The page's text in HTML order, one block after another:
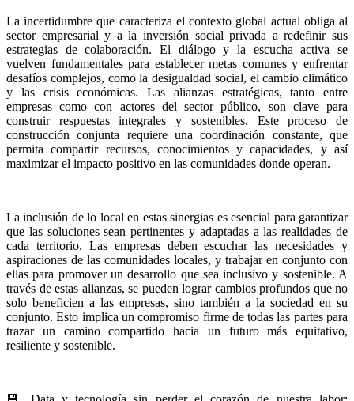
La incertidumbre que caracteriza el contexto global actual obliga al
sector empresarial y a la inversión social privada a redefinir sus
estrategias de colaboración. El diálogo y la escucha activa se
vuelven fundamentales para establecer metas comunes y enfrentar
desafíos complejos, como la desigualdad social, el cambio climático
y las crisis económicas. Las alianzas estratégicas, tanto entre
empresas como con actores del sector público, son clave para
construir respuestas integrales y sostenibles. Este proceso de
construcción conjunta requiere una coordinación constante, que
permita compartir recursos, conocimientos y capacidades, y así
maximizar el impacto positivo en las comunidades donde operan.
La inclusión de lo local en estas sinergias es esencial para garantizar
que las soluciones sean pertinentes y adaptadas a las realidades de
cada territorio. Las empresas deben escuchar las necesidades y
aspiraciones de las comunidades locales, y trabajar en conjunto con
ellas para promover un desarrollo que sea inclusivo y sostenible. A
través de estas alianzas, se pueden lograr cambios profundos que no
solo beneficien a las empresas, sino también a la sociedad en su
conjunto. Esto implica un compromiso firme de todas las partes para
trazar un camino compartido hacia un futuro más equitativo,
resiliente y sostenible.